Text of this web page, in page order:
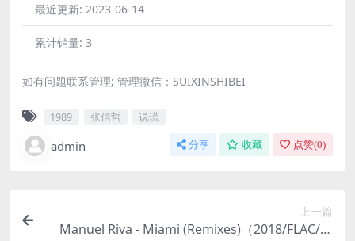
最近更新: 2023-06-14
累计销量: 3
如有问题联系管理; 管理微信：SUIXINSHIBEI
1989 张信哲 说谎
admin 分享 收藏 点赞(0)
上一篇
Manuel Riva - Miami (Remixes)（2018/FLAC/分